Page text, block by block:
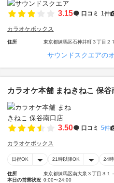
3.15 口コミ 1件
カラオケボックス
住所 東京都練馬区石神井町３丁目２
サウンドスクエアの
カラオケ本舗 まねきねこ 保谷
3.50 口コミ 5件
カラオケボックス
日祝OK 21時以降OK 24
住所
東京都練馬区南大泉３丁目３１
本日の営業状況 0:00〜24:00